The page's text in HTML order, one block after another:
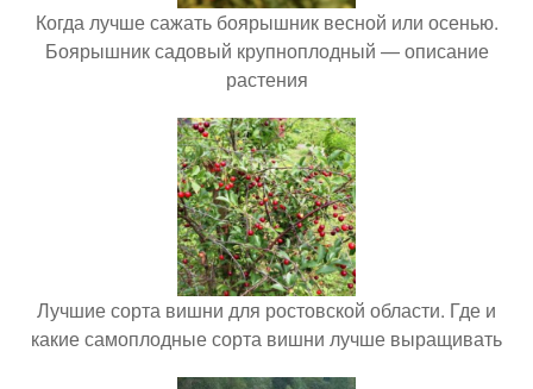
Когда лучше сажать боярышник весной или осенью.
Боярышник садовый крупноплодный — описание
растения
Лучшие сорта вишни для ростовской области. Где и
какие самоплодные сорта вишни лучше выращивать